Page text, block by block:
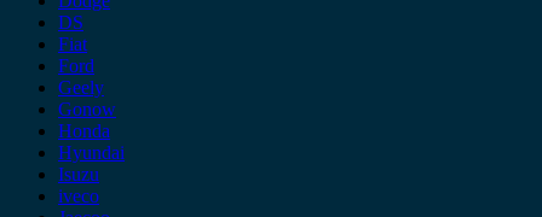
DS
Fiat
Ford
Geely
Gonow
Honda
Hyundai
Isuzu
iveco